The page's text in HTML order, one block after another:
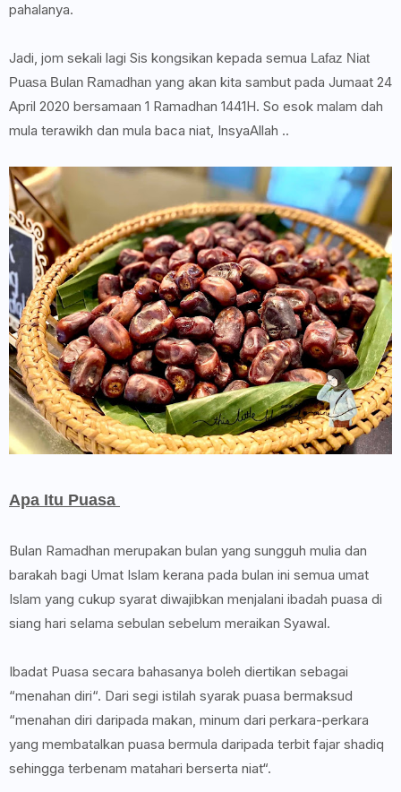
pahalanya.
Jadi, jom sekali lagi Sis kongsikan kepada semua Lafaz Niat
Puasa Bulan Ramadhan yang akan kita sambut pada Jumaat 24
April 2020 bersamaan 1 Ramadhan 1441H. So esok malam dah
mula terawikh dan mula baca niat, InsyaAllah ..
Apa Itu Puasa
Bulan Ramadhan merupakan bulan yang sungguh mulia dan
barakah bagi Umat Islam kerana pada bulan ini semua umat
Islam yang cukup syarat diwajibkan menjalani ibadah puasa di
siang hari selama sebulan sebelum meraikan Syawal.
Ibadat Puasa secara bahasanya boleh diertikan sebagai
“menahan diri“. Dari segi istilah syarak puasa bermaksud
“menahan diri daripada makan, minum dari perkara-perkara
yang membatalkan puasa bermula daripada terbit fajar shadiq
sehingga terbenam matahari berserta niat“.